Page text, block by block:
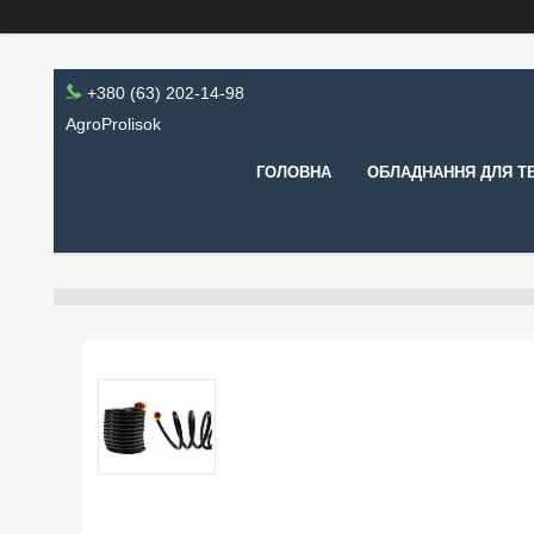
+380 (63) 202-14-98
AgroProlisok
ГОЛОВНА ОБЛАДНАННЯ ДЛЯ